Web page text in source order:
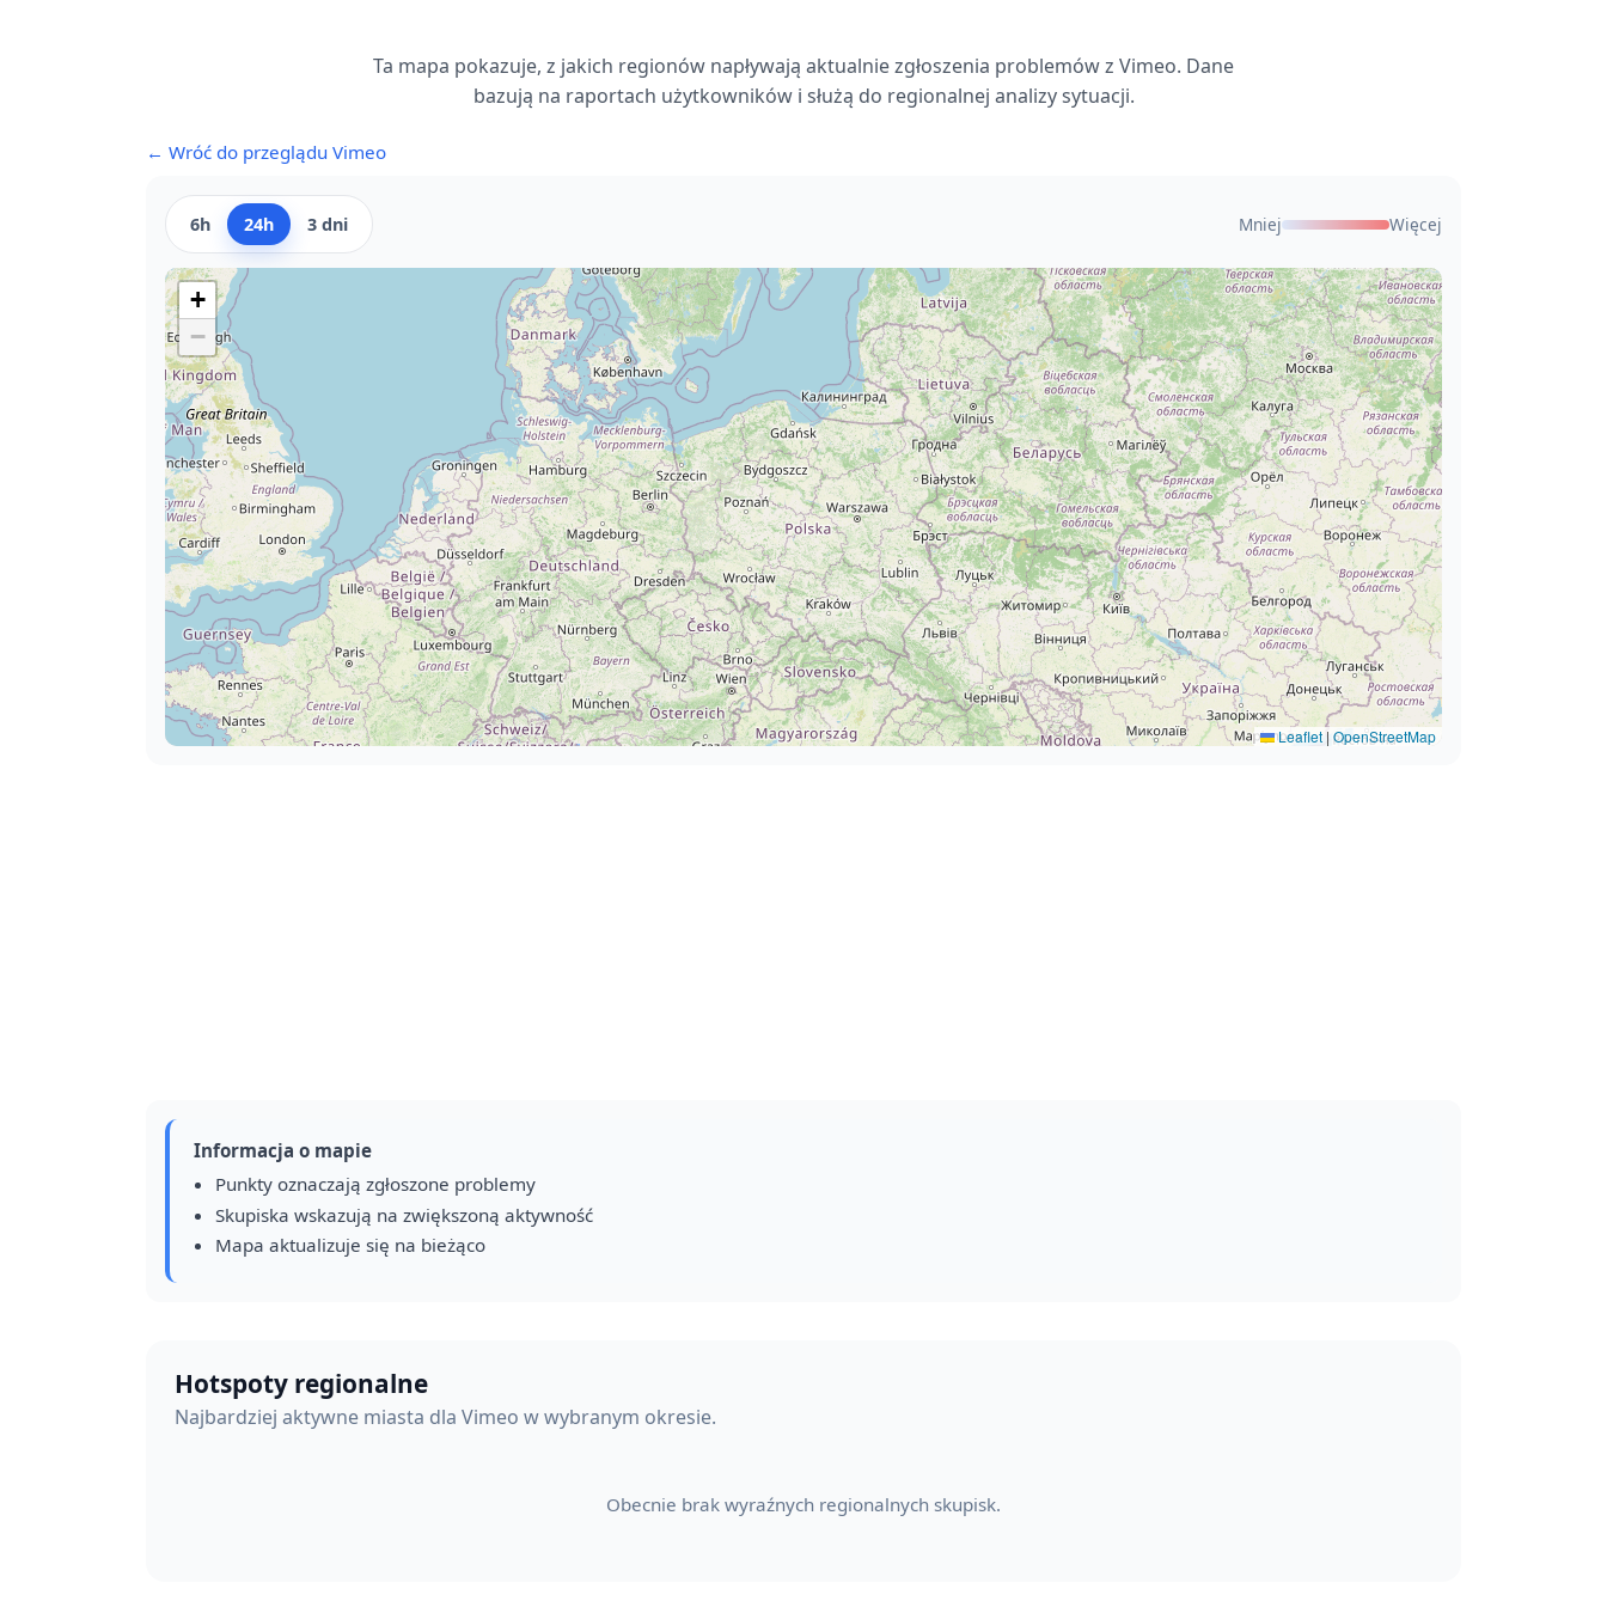
Ta mapa pokazuje, z jakich regionów napływają aktualnie zgłoszenia problemów z Vimeo. Dane
bazują na raportach użytkowników i służą do regionalnej analizy sytuacji.
← Wróć do przeglądu Vimeo
6h 24h 3 dni Mniej Więcej
+
−
Leaflet | OpenStreetMap
Informacja o mapie
Punkty oznaczają zgłoszone problemy
Skupiska wskazują na zwiększoną aktywność
Mapa aktualizuje się na bieżąco
Hotspoty regionalne
Najbardziej aktywne miasta dla Vimeo w wybranym okresie.
Obecnie brak wyraźnych regionalnych skupisk.